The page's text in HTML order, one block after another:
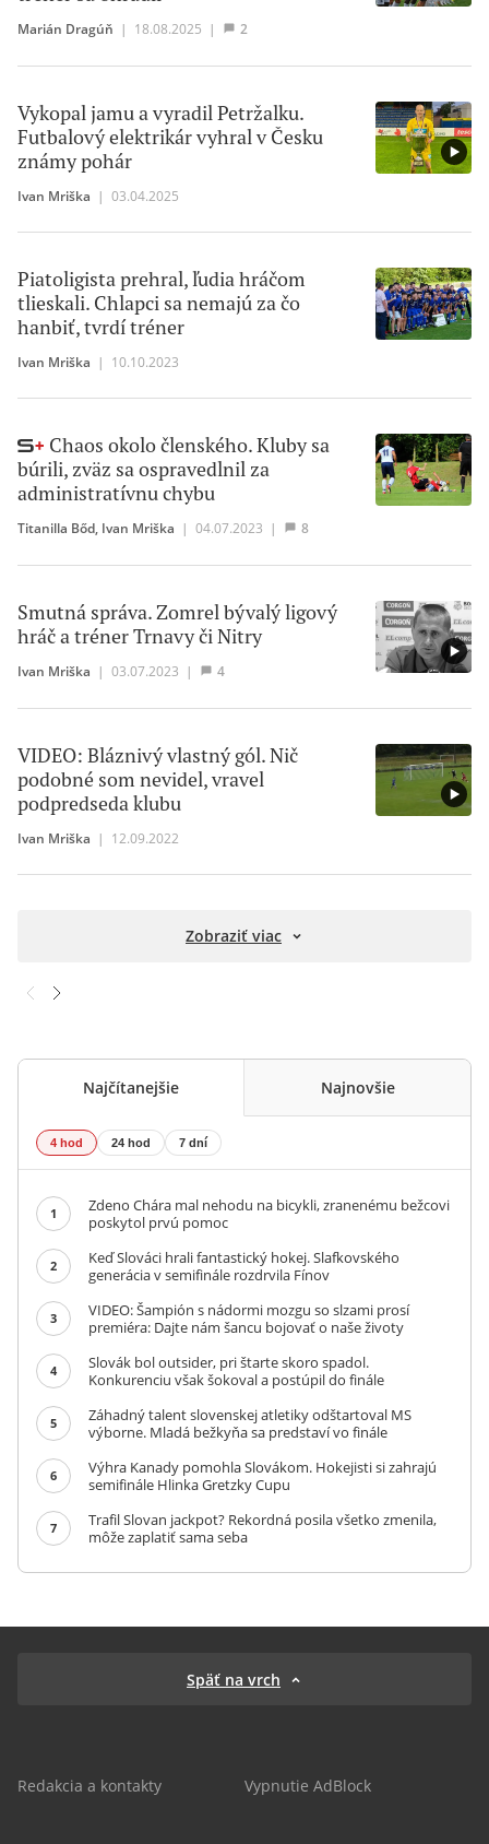
Marián Dragúň | 18.08.2025 | 2
Vykopal jamu a vyradil Petržalku.
Futbalový elektrikár vyhral v Česku
známy pohár
Ivan Mriška | 03.04.2025
Piatoligista prehral, ľudia hráčom
tlieskali. Chlapci sa nemajú za čo
hanbiť, tvrdí tréner
Ivan Mriška | 10.10.2023
Chaos okolo členského. Kluby sa
búrili, zväz sa ospravedlnil za
administratívnu chybu
Titanilla Bőd Ivan Mriška | 04.07.2023 | 8
Smutná správa. Zomrel bývalý ligový
hráč a tréner Trnavy či Nitry
Ivan Mriška | 03.07.2023 | 4
VIDEO: Bláznivý vlastný gól. Nič
podobné som nevidel, vravel
podpredseda klubu
Ivan Mriška | 12.09.2022
Zobraziť viac
Najčítanejšie Najnovšie
4 hod 24 hod 7 dní
1
Zdeno Chára mal nehodu na bicykli, zranenému bežcovi
poskytol prvú pomoc
2
Keď Slováci hrali fantastický hokej. Slafkovského
generácia v semifinále rozdrvila Fínov
3
VIDEO: Šampión s nádormi mozgu so slzami prosí
premiéra: Dajte nám šancu bojovať o naše životy
4
Slovák bol outsider, pri štarte skoro spadol.
Konkurenciu však šokoval a postúpil do finále
5
Záhadný talent slovenskej atletiky odštartoval MS
výborne. Mladá bežkyňa sa predstaví vo finále
6
Výhra Kanady pomohla Slovákom. Hokejisti si zahrajú
semifinále Hlinka Gretzky Cupu
7
Trafil Slovan jackpot? Rekordná posila všetko zmenila,
môže zaplatiť sama seba
Späť na vrch
Redakcia a kontakty Vypnutie AdBlock